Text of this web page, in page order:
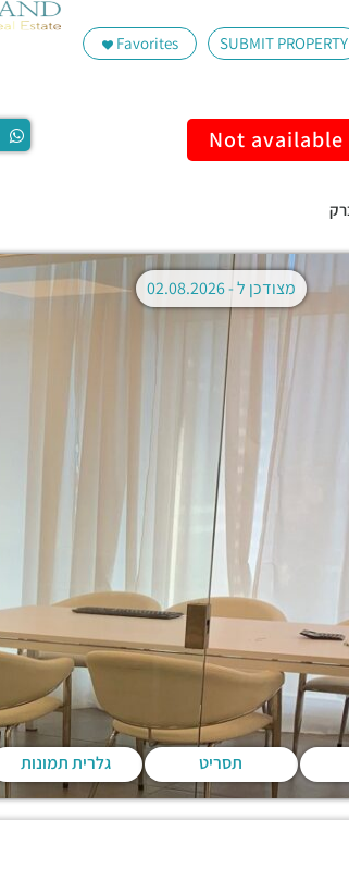
SUBMIT PROPERTY
Favorites
Not available
תסריט גלרית תמונות
מצודכן ל -